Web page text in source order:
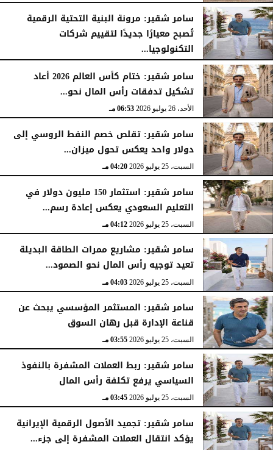
سامر شقير: مرونة البنية التحتية الرقمية
تُصبح معيارًا جديدًا لتقييم شركات
التكنولوجيا...
الأحد، 26 يوليو 2026 07:03 مـ
سامر شقير: ختام كأس العالم 2026 أعاد
تشكيل تدفقات رأس المال نحو...
الأحد، 26 يوليو 2026 06:53 مـ
سامر شقير: تقلص خصم النفط الروسي إلى
دولار واحد يعكس تحول ميزان...
السبت، 25 يوليو 2026 04:20 مـ
سامر شقير: استثمار 150 مليون دولار في
التعليم السعودي يعكس إعادة رسم...
السبت، 25 يوليو 2026 04:12 مـ
سامر شقير: مشاريع ممرات الطاقة البديلة
تعيد توجيه رأس المال نحو الصمود...
السبت، 25 يوليو 2026 04:03 مـ
سامر شقير: المستثمر المؤسسي يبحث عن
قناعة الإدارة قبل رهان السوق
السبت، 25 يوليو 2026 03:55 مـ
سامر شقير: ربط العملات المشفرة بالنفوذ
السياسي يرفع تكلفة رأس المال
السبت، 25 يوليو 2026 03:45 مـ
سامر شقير: تجميد الأصول الرقمية الإيرانية
يؤكد انتقال العملات المشفرة إلى جزء...